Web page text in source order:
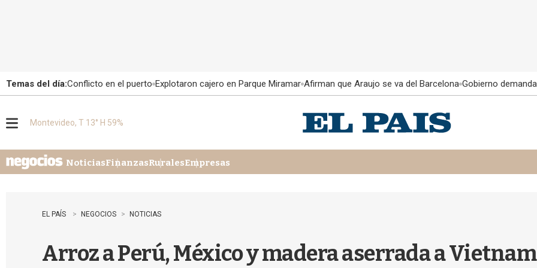
Temas del día:Conflicto en el puerto Explotaron cajero en Parque Miramar Afirman que Araujo se va del Barcelona Gobierno
u
Montevideo, T 13° H 59%
NoticiasFinanzasRuralesEmpresas
EL PAÍS NEGOCIOS NOTICIAS
Arroz a Perú, México y madera aserrada a Vietnam